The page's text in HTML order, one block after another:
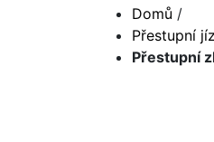
Domů /
Přestupní
Přestupní